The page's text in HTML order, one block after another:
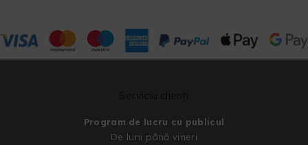
Program de lucru cu publicul
De luni până vineri